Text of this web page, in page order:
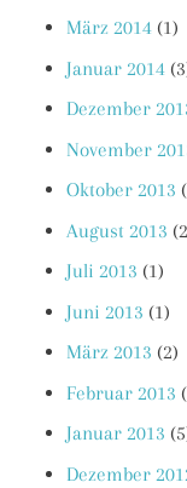
März 2014 (1)
Januar 2014
Dezember
November
Oktober 2013
August 2013
Juli 2013 (1)
Juni 2013 (1)
März 2013 (2)
Februar 2013
Januar 2013
Dezember